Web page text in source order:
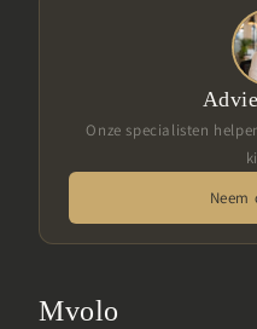
Onze specialisten
Mvolo